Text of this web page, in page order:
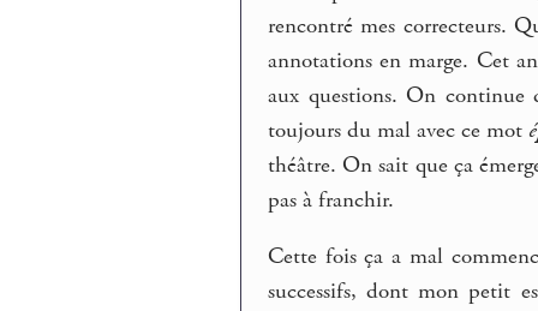
rencontré mes correcteurs.
annotations en marge. Cet
aux questions. On continue
toujours du mal avec ce mot
théâtre. On sait que ça
pas à franchir.
Cette fois ça a mal
successifs, dont mon petit